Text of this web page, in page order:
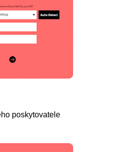
poskytovatele